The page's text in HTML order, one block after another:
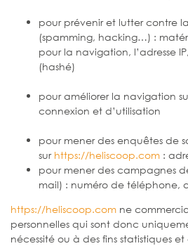
pour prévenir et lutter contre
(spamming, hacking…) :
pour la navigation, l’adresse
(hashé)
pour améliorer la navigation
connexion et d’utilisation
pour mener des enquêtes de
sur https://heliscoop.com :
pour mener des campagnes
mail) : numéro de téléphone,
https://heliscoop.com ne
personnelles qui sont donc
nécessité ou à des fins statistiques et